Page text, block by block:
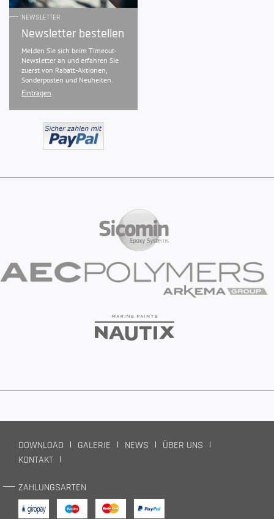
NEWSLETTER
Newsletter bestellen
Melden Sie sich beim Timeout-
Newsletter an und erfahren Sie
zuerst von Rabatt-Aktionen,
Sonderposten und Neuheiten.
Eintragen
DOWNLOAD GALERIE NEWS
ÜBER UNS
KONTAKT
ZAHLUNGSARTEN